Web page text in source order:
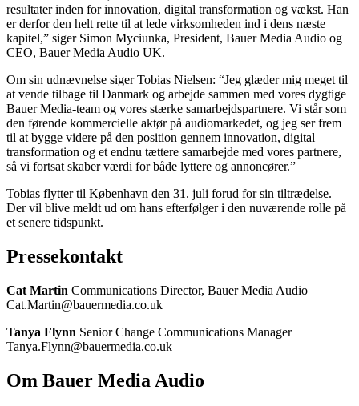
resultater inden for innovation, digital transformation og vækst. Han
er derfor den helt rette til at lede virksomheden ind i dens næste
kapitel,” siger Simon Myciunka, President, Bauer Media Audio og
CEO, Bauer Media Audio UK.
Om sin udnævnelse siger Tobias Nielsen: “Jeg glæder mig meget til
at vende tilbage til Danmark og arbejde sammen med vores dygtige
Bauer Media-team og vores stærke samarbejdspartnere. Vi står som
den førende kommercielle aktør på audiomarkedet, og jeg ser frem
til at bygge videre på den position gennem innovation, digital
transformation og et endnu tættere samarbejde med vores partnere,
så vi fortsat skaber værdi for både lyttere og annoncører.”
Tobias flytter til København den 31. juli forud for sin tiltrædelse.
Der vil blive meldt ud om hans efterfølger i den nuværende rolle på
et senere tidspunkt.
Pressekontakt
Cat Martin Communications Director, Bauer Media Audio
Cat.Martin@bauermedia.co.uk
Tanya Flynn Senior Change Communications Manager
Tanya.Flynn@bauermedia.co.uk
Om Bauer Media Audio